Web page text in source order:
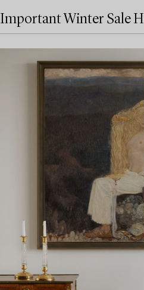
Important Winter Sale